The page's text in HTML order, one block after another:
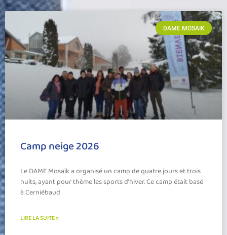
DAME MOSAIK
Camp neige 2026
Le DAME Mosaïk a organisé un camp de quatre jours et trois
nuits, ayant pour thème les sports d’hiver. Ce camp était basé
à Cerniébaud
LIRE LA SUITE »